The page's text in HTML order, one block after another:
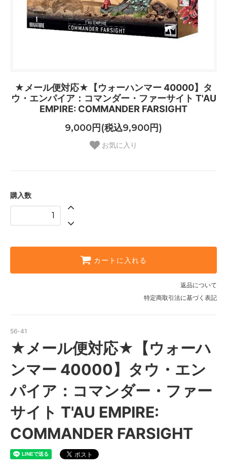
★メール便対応★【ウォーハンマー 40000】タ
ウ・エンパイア：コマンダー・ファーサイト T'AU
EMPIRE: COMMANDER FARSIGHT
9,000円(税込9,900円)
お気に入り
購入数
カートに入れる
返品について
特定商取引法に基づく表記
56-41
★メール便対応★【ウォーハ
ンマー 40000】タウ・エン
パイア：コマンダー・ファー
サイト T'AU EMPIRE:
COMMANDER FARSIGHT